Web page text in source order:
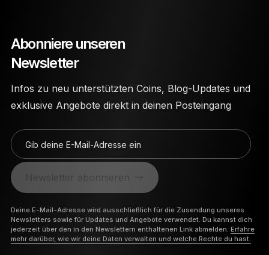
Abonniere unseren
Newsletter
Infos zu neu unterstützten Coins, Blog-Updates und
exklusive Angebote direkt in deinen Posteingang
Gib deine E-Mail-Adresse ein
Newsletter abonnieren
Deine E-Mail-Adresse wird ausschließlich für die Zusendung unseres
Newsletters sowie für Updates und Angebote verwendet. Du kannst dich
jederzeit über den in den Newslettern enthaltenen Link abmelden. Erfahre
mehr darüber, wie wir deine Daten verwalten und welche Rechte du hast.